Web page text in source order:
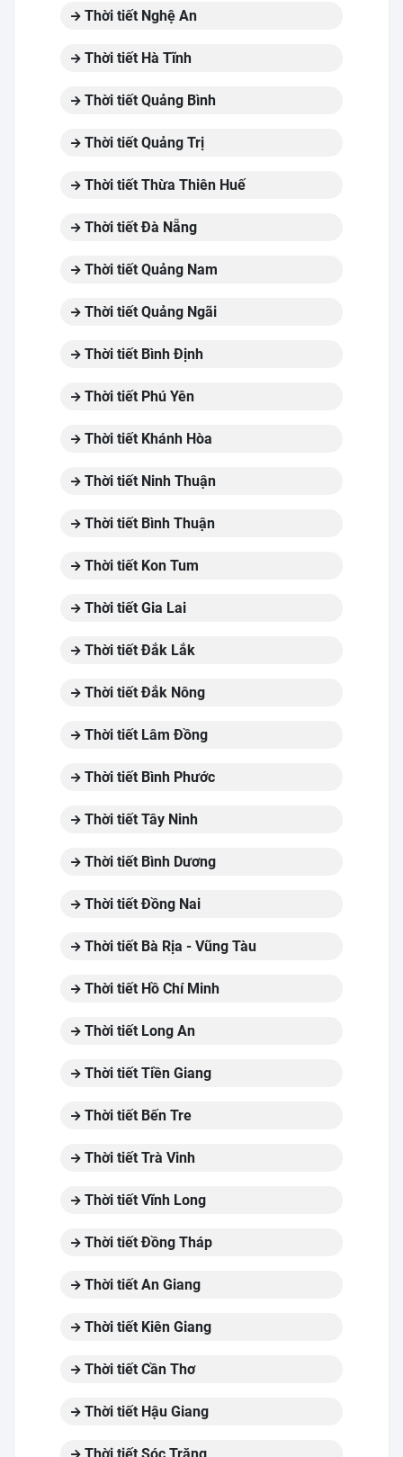
Thời tiết Nghệ An
Thời tiết Hà Tĩnh
Thời tiết Quảng Bình
Thời tiết Quảng Trị
Thời tiết Thừa Thiên Huế
Thời tiết Đà Nẵng
Thời tiết Quảng Nam
Thời tiết Quảng Ngãi
Thời tiết Bình Định
Thời tiết Phú Yên
Thời tiết Khánh Hòa
Thời tiết Ninh Thuận
Thời tiết Bình Thuận
Thời tiết Kon Tum
Thời tiết Gia Lai
Thời tiết Đắk Lắk
Thời tiết Đắk Nông
Thời tiết Lâm Đồng
Thời tiết Bình Phước
Thời tiết Tây Ninh
Thời tiết Bình Dương
Thời tiết Đồng Nai
Thời tiết Bà Rịa - Vũng Tàu
Thời tiết Hồ Chí Minh
Thời tiết Long An
Thời tiết Tiền Giang
Thời tiết Bến Tre
Thời tiết Trà Vinh
Thời tiết Vĩnh Long
Thời tiết Đồng Tháp
Thời tiết An Giang
Thời tiết Kiên Giang
Thời tiết Cần Thơ
Thời tiết Hậu Giang